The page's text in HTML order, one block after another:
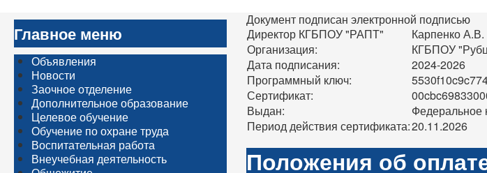
Главное меню
Объявления
Новости
Заочное отделение
Дополнительное образование
Целевое обучение
Обучение по охране труда
Воспитательная работа
Внеучебная деятельность
Документ подписан электронной подписью
Директор КГБПОУ "РАПТ"
Карпенко А.В.
Организация:
КГБПОУ
Дата подписания:
2024-2026
Программный ключ:
Сертификат:
Выдан:
Федеральное
Период действия сертификата:20.11.2026
Положения об